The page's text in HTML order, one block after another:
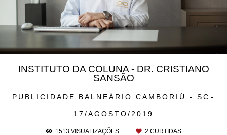
PUBLICIDADE BALNEÁRIO CAMBORIÚ - SC
17/AGOSTO/2019
INSTITUTO DA COLUNA - DR. CRISTIANO
SANSÃO
1513 VISUALIZAÇÕES 2 CURTIDAS